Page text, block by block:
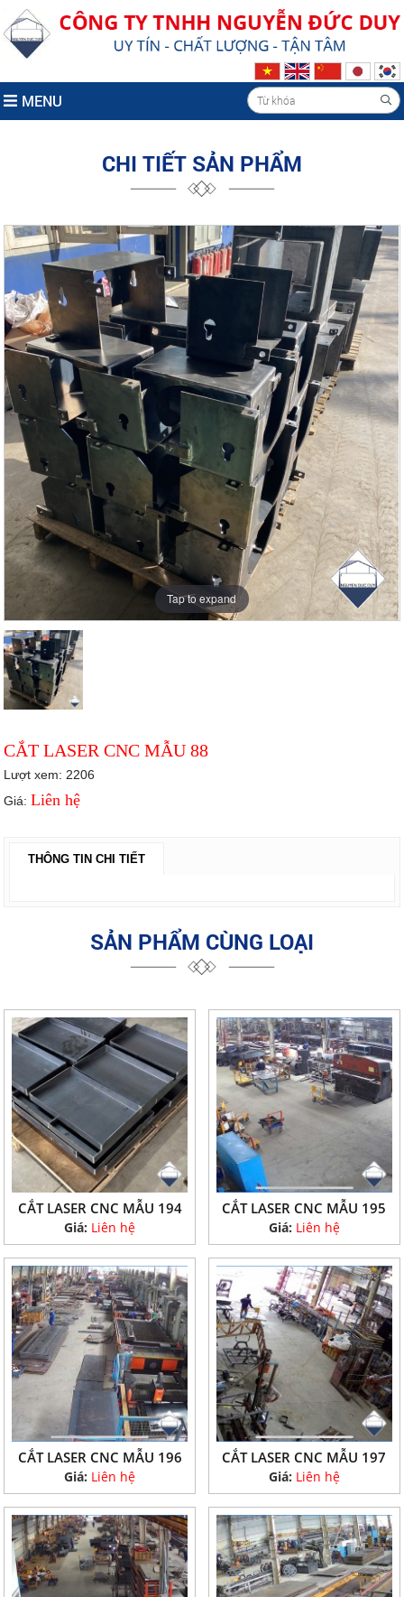
MENU
CHI TIẾT SẢN PHẨM
Tap to expand
CẮT LASER CNC MẪU 88
Lượt xem: 2206
Giá: Liên hệ
THÔNG TIN CHI TIẾT
SẢN PHẨM CÙNG LOẠI
CẮT LASER CNC MẪU 194
Giá: Liên hệ
CẮT LASER CNC MẪU 195
Giá: Liên hệ
CẮT LASER CNC MẪU 196
Giá: Liên hệ
CẮT LASER CNC MẪU 197
Giá: Liên hệ